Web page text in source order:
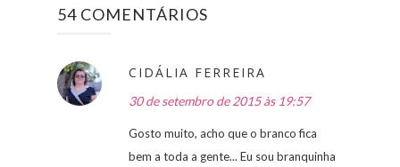
54 COMENTÁRIOS
CIDÁLIA FERREIRA
30 de setembro de 2015 às 19:57
Gosto muito, acho que o branco fica
bem a toda a gente... Eu sou branquinha